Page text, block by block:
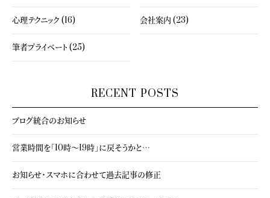
心理テクニック (16) 会社案内 (23)
筆者プライベート (25)
RECENT POSTS
ブログ統合のお知らせ
営業時間を「10時～19時」に戻そうかと…
お知らせ・スマホに合わせて過去記事の修正